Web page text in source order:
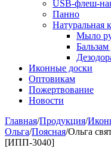
USB-флеш-
Панно
Натуральная
Мыло
Бальзам
Иконные доски
Оптовикам
Пожертвование
Новости
Главная/Продукция/
Ольга/Поясная/Ольга
[ИПП-3040]